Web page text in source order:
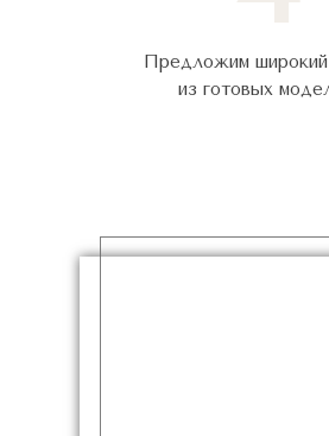
Предложим
из готовых